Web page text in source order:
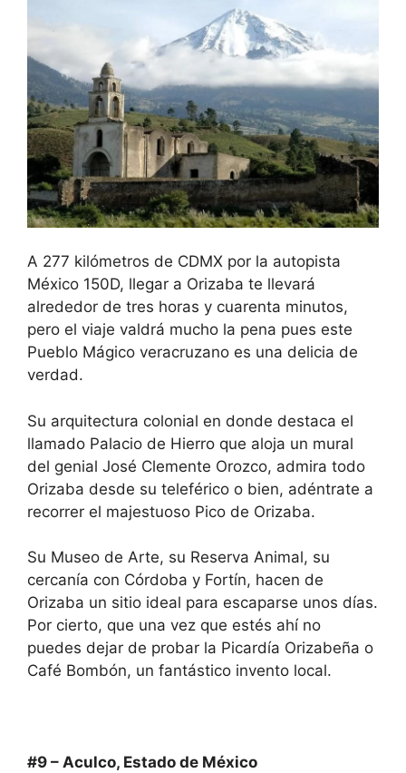
A 277 kilómetros de CDMX por la autopista
México 150D, llegar a Orizaba te llevará
alrededor de tres horas y cuarenta minutos,
pero el viaje valdrá mucho la pena pues este
Pueblo Mágico veracruzano es una delicia de
verdad.
Su arquitectura colonial en donde destaca el
llamado Palacio de Hierro que aloja un mural
del genial José Clemente Orozco, admira todo
Orizaba desde su teleférico o bien, adéntrate a
recorrer el majestuoso Pico de Orizaba.
Su Museo de Arte, su Reserva Animal, su
cercanía con Córdoba y Fortín, hacen de
Orizaba un sitio ideal para escaparse unos días.
Por cierto, que una vez que estés ahí no
puedes dejar de probar la Picardía Orizabeña o
Café Bombón, un fantástico invento local.
#9 – Aculco, Estado de México